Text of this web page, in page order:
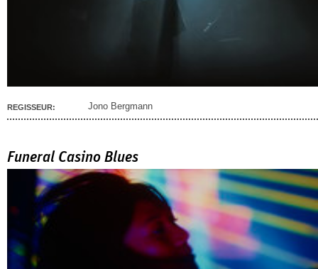
REGISSEUR: Jono Bergmann
Funeral Casino Blues